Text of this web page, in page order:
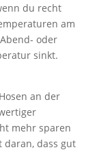
du recht
am
oder
sinkt.
an der
mehr sparen
daran, dass gut